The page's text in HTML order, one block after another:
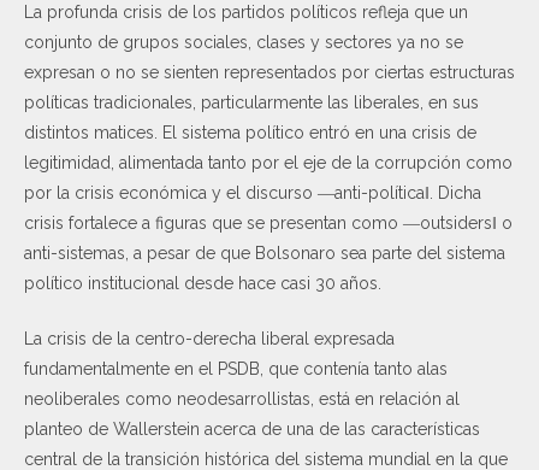
La profunda crisis de los partidos políticos refleja que un
conjunto de grupos sociales, clases y sectores ya no se
expresan o no se sienten representados por ciertas estructuras
políticas tradicionales, particularmente las liberales, en sus
distintos matices. El sistema político entró en una crisis de
legitimidad, alimentada tanto por el eje de la corrupción como
por la crisis económica y el discurso ―anti-política‖. Dicha
crisis fortalece a figuras que se presentan como ―outsiders‖ o
anti-sistemas, a pesar de que Bolsonaro sea parte del sistema
político institucional desde hace casi 30 años.
La crisis de la centro-derecha liberal expresada
fundamentalmente en el PSDB, que contenía tanto alas
neoliberales como neodesarrollistas, está en relación al
planteo de Wallerstein acerca de una de las características
central de la transición histórica del sistema mundial en la que